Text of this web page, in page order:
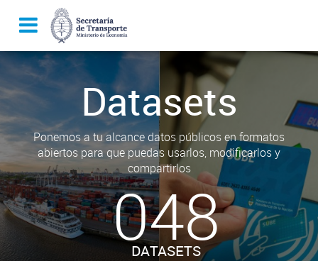
Datasets
Ponemos a tu alcance datos públicos en formatos
abiertos para que puedas usarlos, modificarlos y
compartirlos
048
DATASETS